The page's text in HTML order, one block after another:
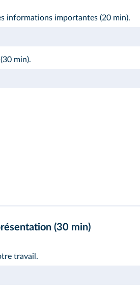
informations importantes (20 min).
min).
(30 min)
travail.